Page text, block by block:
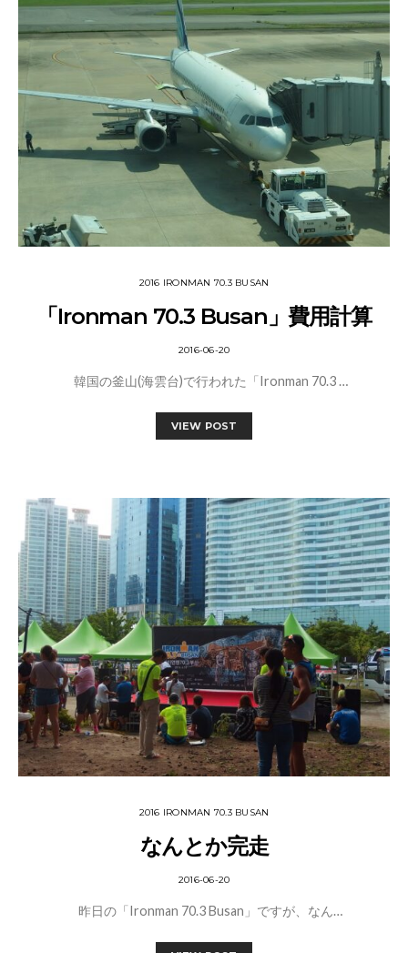
2016 IRONMAN 70.3 BUSAN
「Ironman 70.3 Busan」費用計算
2016-06-20
韓国の釜山(海雲台)で行われた「Ironman 70.3 …
VIEW POST
2016 IRONMAN 70.3 BUSAN
なんとか完走
2016-06-20
昨日の「Ironman 70.3 Busan」ですが、なん…